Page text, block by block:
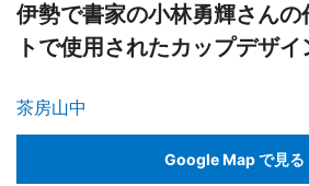
伊勢で書家の小林勇輝さん
トで使用されたカップデザイ
茶房山中
Google Map で見る